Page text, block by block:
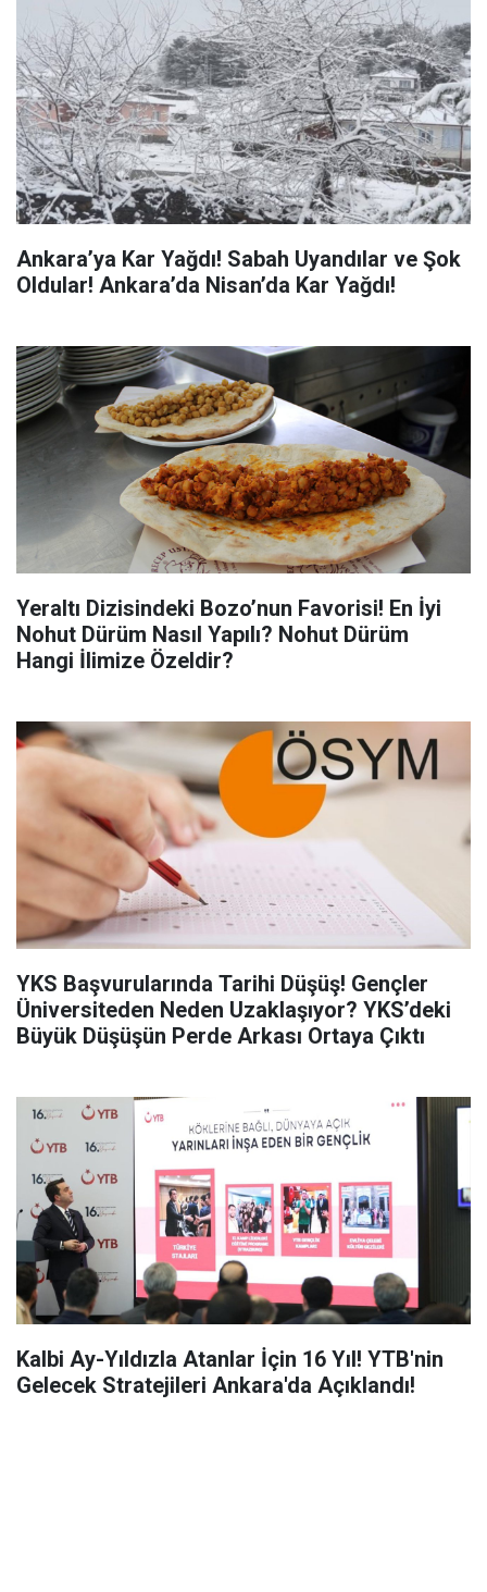
Ankara’ya Kar Yağdı! Sabah Uyandılar ve Şok
Oldular! Ankara’da Nisan’da Kar Yağdı!
Yeraltı Dizisindeki Bozo’nun Favorisi! En İyi
Nohut Dürüm Nasıl Yapılı? Nohut Dürüm
Hangi İlimize Özeldir?
YKS Başvurularında Tarihi Düşüş! Gençler
Üniversiteden Neden Uzaklaşıyor? YKS’deki
Büyük Düşüşün Perde Arkası Ortaya Çıktı
Kalbi Ay-Yıldızla Atanlar İçin 16 Yıl! YTB'nin
Gelecek Stratejileri Ankara'da Açıklandı!